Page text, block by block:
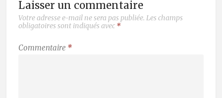
Laisser un commentaire
Votre adresse e-mail ne sera pas publiée. Les champs
obligatoires sont indiqués avec *
Commentaire *